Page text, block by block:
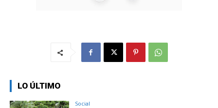
LO ÚLTIMO
Social